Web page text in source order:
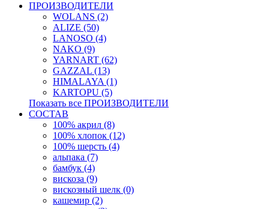
ПРОИЗВОДИТЕЛИ
WOLANS (2)
ALIZE (50)
LANOSO (4)
NAKO (9)
YARNART (62)
GAZZAL (13)
HIMALAYA (1)
KARTOPU (5)
Показать все ПРОИЗВОДИТЕЛИ
СОСТАВ
100% акрил (8)
100% хлопок (12)
100% шерсть (4)
альпака (7)
бамбук (4)
вискоза (9)
вискозный шелк (0)
кашемир (2)